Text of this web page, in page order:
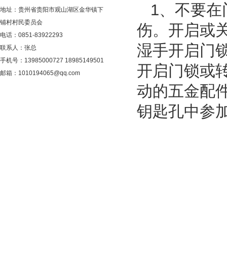
地址：贵州省贵阳市观山湖区金华镇下
铺村村民委员会
电话：0851-83922293
联系人：张总
手机号：13985000727 18985149501
邮箱：1010194065@qq.com
1、不要在
伤。开启或
湿手开启门
开启门锁或
动的五金配
钥匙孔中参